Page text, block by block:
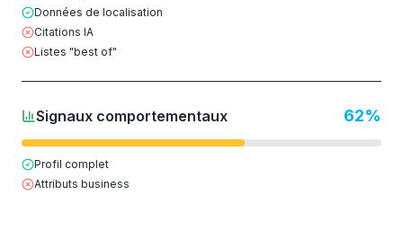
Données de localisation
Citations IA
Listes "best of"
Signaux comportementaux 62%
Profil complet
Attributs business